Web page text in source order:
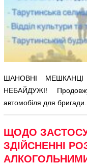
ШАНОВНІ
НЕБАЙДУЖІ!
автомобіля для
ЩОДО
ЗДІЙСНЕННІ